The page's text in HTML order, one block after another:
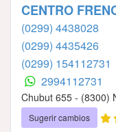
CENTRO
(0299) 4438028
(0299) 4435426
(0299) 154112731
2994112731
Chubut 655 - (8300)
Sugerir cambios